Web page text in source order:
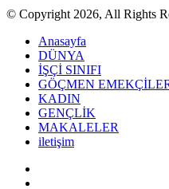
© Copyright 2026, All Rights
Anasayfa
DÜNYA
İŞÇİ SINIFI
GÖÇMEN
KADIN
GENÇLİK
MAKALELER
iletişim